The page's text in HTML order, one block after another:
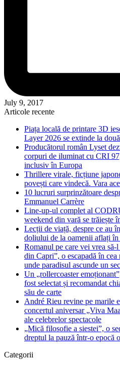
July 9, 2017
Articole recente
Piața locală de printare 3D
Layer 2026 se extinde la
Producătorul român Lyset
corpuri de iluminat cu CRI
inclusiv în Europa
Thrillere virale, ficțiune
povești care vindecă. Vara
10 lucruri surprinzătoare
Emmanuel Carrère
Line-up-ul complet al
weekend din vară se trăiește
Lecții de viață, despre ce au
doliului de la oamenii aflați
Romanul pe care vei vrea
din Capri”, o escapadă în
unde paradisul ascunde un
Un „rollercoaster
fost selectat și recomandat
său de carte
André Rieu revine pe marile
concertul aniversar „Viva
ale celebrelor spectacole
„Mică filosofie a siestei”, o
dreptul la pauză într-o epocă
Categorii